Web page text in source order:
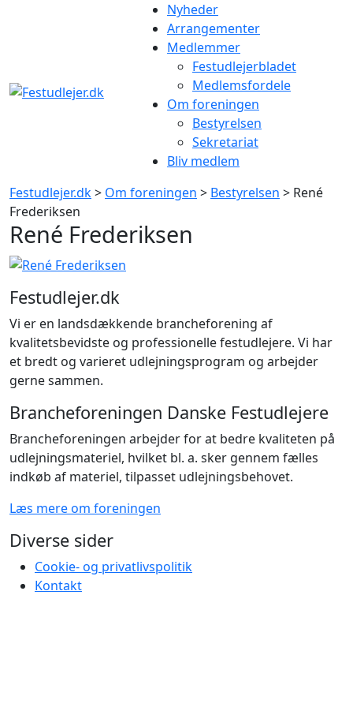
Nyheder
Arrangementer
Medlemmer
Festudlejerbladet
Medlemsfordele
Om foreningen
Bestyrelsen
Sekretariat
Bliv medlem
Festudlejer.dk> Om foreningen > Bestyrelsen > René
Frederiksen
René Frederiksen
Festudlejer.dk
Vi er en landsdækkende brancheforening af
kvalitetsbevidste og professionelle festudlejere. Vi har
et bredt og varieret udlejningsprogram og arbejder
gerne sammen.
Brancheforeningen Danske Festudlejere
Brancheforeningen arbejder for at bedre kvaliteten på
udlejningsmateriel, hvilket bl. a. sker gennem fælles
indkøb af materiel, tilpasset udlejningsbehovet.
Læs mere om foreningen
Diverse sider
Cookie- og privatlivspolitik
Kontakt